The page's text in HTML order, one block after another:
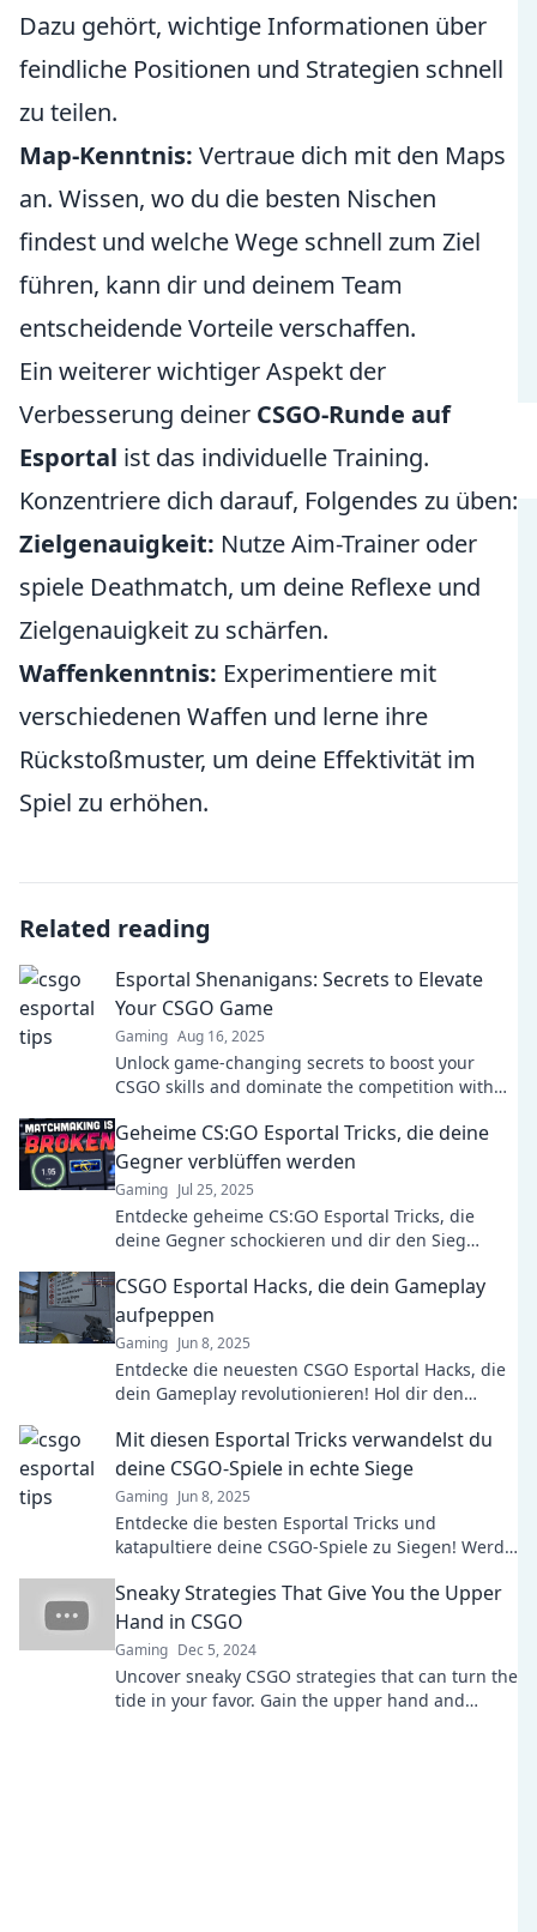
Dazu gehört, wichtige Informationen über
feindliche Positionen und Strategien schnell
zu teilen.
Map-Kenntnis: Vertraue dich mit den Maps
an. Wissen, wo du die besten Nischen
findest und welche Wege schnell zum Ziel
führen, kann dir und deinem Team
entscheidende Vorteile verschaffen.
Ein weiterer wichtiger Aspekt der
Verbesserung deiner CSGO-Runde auf
Esportal ist das individuelle Training.
Konzentriere dich darauf, Folgendes zu üben:
Zielgenauigkeit: Nutze Aim-Trainer oder
spiele Deathmatch, um deine Reflexe und
Zielgenauigkeit zu schärfen.
Waffenkenntnis: Experimentiere mit
verschiedenen Waffen und lerne ihre
Rückstoßmuster, um deine Effektivität im
Spiel zu erhöhen.
Related reading
Esportal Shenanigans: Secrets to Elevate
Your CSGO Game
Gaming Aug 16, 2025
Unlock game-changing secrets to boost your
CSGO skills and dominate the competition with
Geheime CS:GO Esportal Tricks, die deine
Gegner verblüffen werden
Gaming Jul 25, 2025
Entdecke geheime CS:GO Esportal Tricks, die
deine Gegner schockieren und dir den Sieg
unschlagbar!
CSGO Esportal Hacks, die dein Gameplay
aufpeppen
Gaming Jun 8, 2025
Entdecke die neuesten CSGO Esportal Hacks, die
dein Gameplay revolutionieren! Hol dir den
Mit diesen Esportal Tricks verwandelst du
deine CSGO-Spiele in echte Siege
Gaming Jun 8, 2025
Entdecke die besten Esportal Tricks und
katapultiere deine CSGO-Spiele zu Siegen! Werde
Sneaky Strategies That Give You the Upper
Hand in CSGO
Gaming Dec 5, 2024
Uncover sneaky CSGO strategies that can turn the
tide in your favor. Gain the upper hand and